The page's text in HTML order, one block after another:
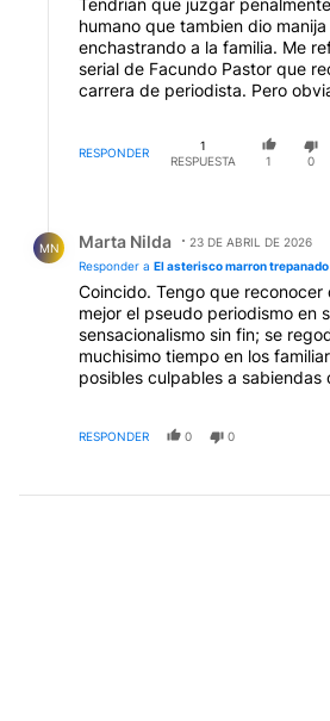
humano que tambien dio
enchastrando a la familia. Me
serial de Facundo Pastor que
carrera de periodista. Pero
''Casta'' nunca se los juzga,
Por suerte la familia tuvo al
revancha con los 300 millones de pesos que les gano
en civil a el y a la usina de
RESPONDER
1
RESPUESTA
1 0
MN Marta Nilda
23 DE ABRIL DE 2026
Responder a El asterisco marron
Coincido. Tengo que reconocer
mejor el pseudo periodismo en
sensacionalismo sin fin; se
muchisimo tiempo en los
posibles culpables a sabiendas
rating. Me hago cargo que la
paz.
RESPONDER 0 0